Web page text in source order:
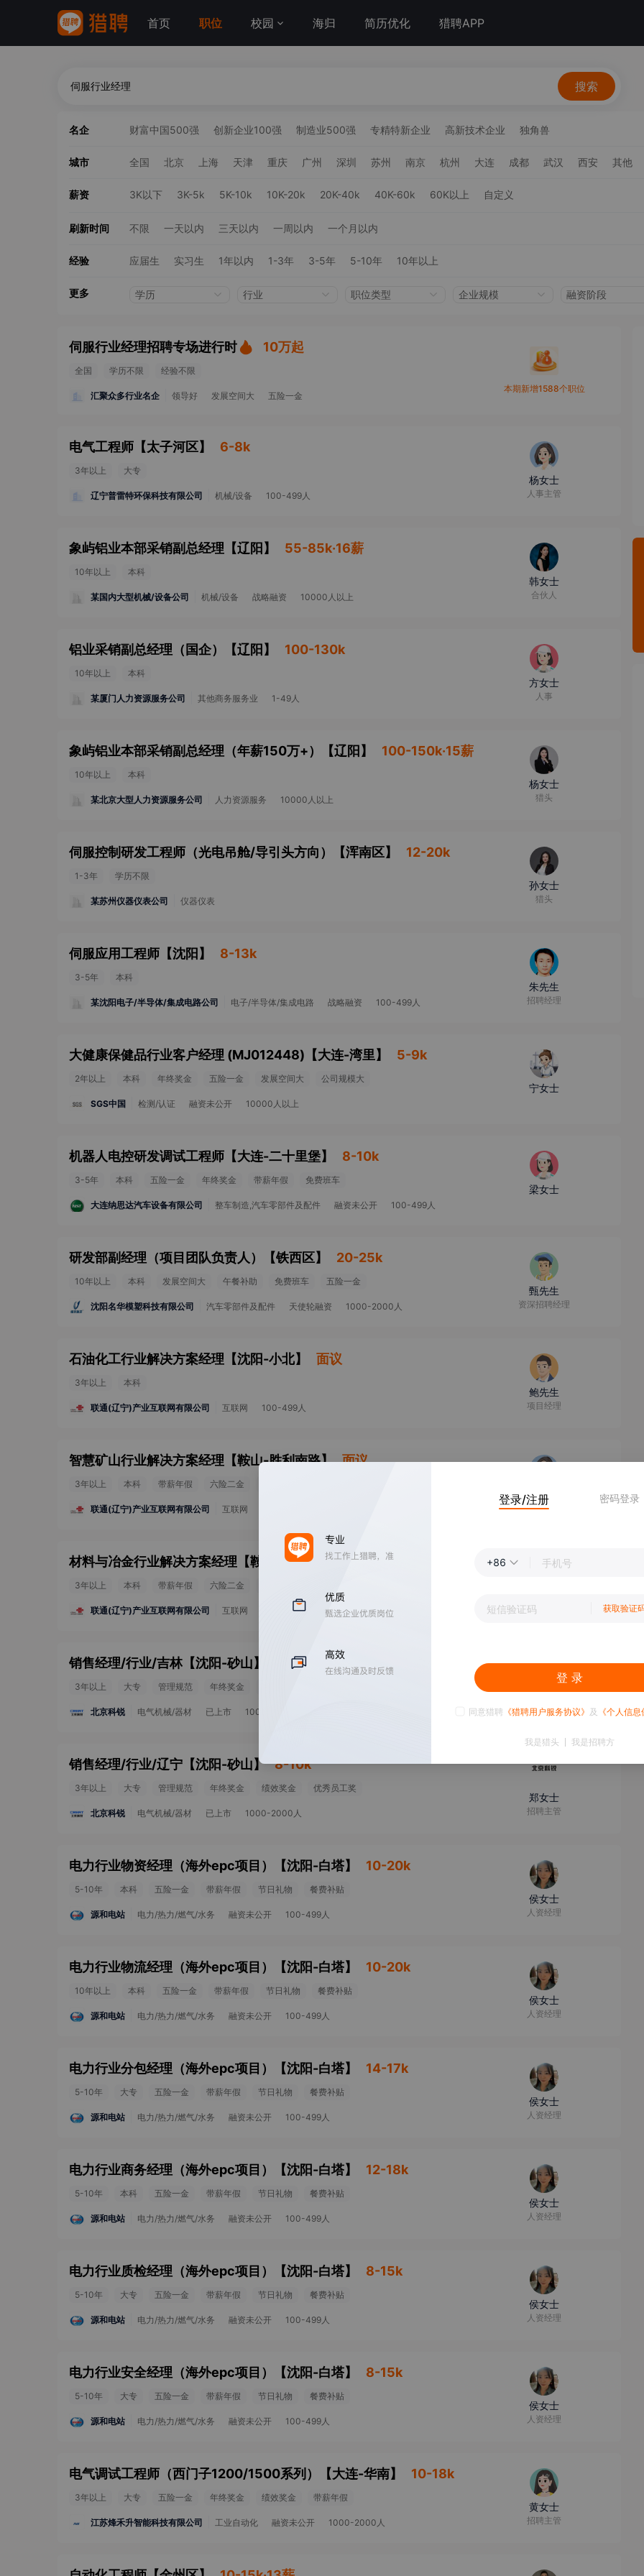
首页 职位 校园 海归 简历优化 猎聘APP
搜索
名企 财富中国500强 创新企业100强 制造业500强 专精特新企业 高新技术企业 独角兽
城市 全国 北京 上海 天津 重庆 广州 深圳 苏州 南京 杭州 大连 成都 武汉 西安 其他
薪资 3K以下 3K-5k 5K-10k 10K-20k 20K-40k 40K-60k 60K以上 自定义
刷新时间 不限 一天以内 三天以内 一周以内 一个月以内
经验 应届生 实习生 1年以内 1-3年 3-5年 5-10年 10年以上
更多 学历 行业 职位类型 企业规模 融资阶段
伺服行业经理招聘专场进行时 10万起
全国 学历不限 经验不限
汇聚众多行业名企 领导好 发展空间大 五险一金
本期新增1588个职位
电气工程师 【太子河区】 6-8k
3年以上 大专
辽宁普雷特环保科技有限公司 机械/设备 100-499人
杨女士
人事主管
象屿铝业本部采销副总经理 【辽阳 】 55-85k·16薪
10年以上 本科
某国内大型机械/设备公司 机械/设备 战略融资 10000人以上
韩女士
合伙人
铝业采销副总经理（国企） 【辽阳 】 100-130k
10年以上 本科
某厦门人力资源服务公司 其他商务服务业 1-49人
方女士
人事
象屿铝业本部采销副总经理（年薪150万+） 【辽阳 】 100-150k·15薪
10年以上 本科
某北京大型人力资源服务公司 人力资源服务 10000人以上
杨女士
猎头
伺服控制研发工程师（光电吊舱/导引头方向） 【浑南区】 12-20k
1-3年 学历不限
某苏州仪器仪表公司 仪器仪表
孙女士
猎头
伺服应用工程师 【沈阳 】 8-13k
3-5年 本科
某沈阳电子/半导体/集成电路公司 电子/半导体/集成电路 战略融资 100-499人
朱先生
招聘经理
大健康保健品行业客户经理 (MJ012448) 【大连-湾里】 5-9k
2年以上 本科 年终奖金 五险一金 发展空间大 公司规模大
SGS中国 检测/认证 融资未公开 10000人以上
宁女士
机器人电控研发调试工程师 【大连-二十里堡】 8-10k
3-5年 本科 五险一金 年终奖金 带薪年假 免费班车
大连纳思达汽车设备有限公司 整车制造,汽车零部件及配件 融资未公开 100-499人
梁女士
研发部副经理（项目团队负责人） 【铁西区】 20-25k
10年以上 本科 发展空间大 午餐补助 免费班车 五险一金
沈阳名华模塑科技有限公司 汽车零部件及配件 天使轮融资 1000-2000人
甄先生
资深招聘经理
石油化工行业解决方案经理 【沈阳-小北】 面议
3年以上 本科
联通(辽宁)产业互联网有限公司 互联网 100-499人
鲍先生
项目经理
智慧矿山行业解决方案经理 【鞍山-胜利南路】 面议
3年以上 本科 带薪年假 六险二金
联通(辽宁)产业互联网有限公司 互联网
奈女士
项目经理
材料与冶金行业解决方案经理 【鞍山-胜利南路】 面议
3年以上 本科 带薪年假 六险二金
联通(辽宁)产业互联网有限公司 互联网 100-499人 项目经理
销售经理/行业/吉林 【沈阳-砂山】 8-10k
3年以上 大专 管理规范 年终奖金
北京科锐 电气机械/器材 已上市 1000-2000人
郑女士
招聘主管
销售经理/行业/辽宁 【沈阳-砂山】 8-10k
3年以上 大专 管理规范 年终奖金 绩效奖金 优秀员工奖
北京科锐 电气机械/器材 已上市 1000-2000人
郑女士
招聘主管
电力行业物资经理（海外epc项目） 【沈阳-白塔】 10-20k
5-10年 本科 五险一金 带薪年假 节日礼物 餐费补贴
源和电站 电力/热力/燃气/水务 融资未公开 100-499人
侯女士
人资经理
电力行业物流经理（海外epc项目） 【沈阳-白塔】 10-20k
10年以上 本科 五险一金 带薪年假 节日礼物 餐费补贴
源和电站 电力/热力/燃气/水务 融资未公开 100-499人
侯女士
人资经理
电力行业分包经理（海外epc项目） 【沈阳-白塔】 14-17k
5-10年 大专 五险一金 带薪年假 节日礼物 餐费补贴
源和电站 电力/热力/燃气/水务 融资未公开 100-499人
侯女士
人资经理
电力行业商务经理（海外epc项目） 【沈阳-白塔】 12-18k
5-10年 本科 五险一金 带薪年假 节日礼物 餐费补贴
源和电站 电力/热力/燃气/水务 融资未公开 100-499人
侯女士
人资经理
电力行业质检经理（海外epc项目） 【沈阳-白塔】 8-15k
5-10年 大专 五险一金 带薪年假 节日礼物 餐费补贴
源和电站 电力/热力/燃气/水务 融资未公开 100-499人
侯女士
人资经理
电力行业安全经理（海外epc项目） 【沈阳-白塔】 8-15k
5-10年 大专 五险一金 带薪年假 节日礼物 餐费补贴
源和电站 电力/热力/燃气/水务 融资未公开 100-499人
侯女士
人资经理
电气调试工程师（西门子1200/1500系列） 【大连-华南】 10-18k
3年以上 大专 五险一金 年终奖金 绩效奖金 带薪年假
江苏烽禾升智能科技有限公司 工业自动化 融资未公开 1000-2000人
黄女士
招聘主管
登录/注册 密码登录
+86
获取验证
登 录
同意猎聘 《猎聘用户服务协议》 及 《个人信
我是猎头 我是招聘方